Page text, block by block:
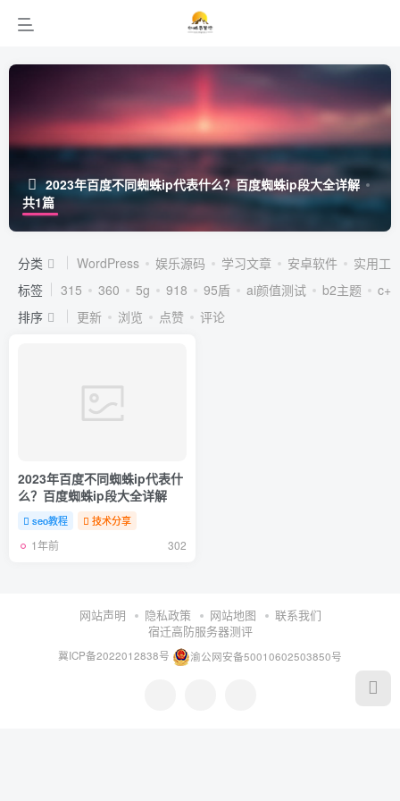
2023年百度不同蜘蛛ip代表什么？百度蜘蛛ip段大全详解
共1篇
分类 WordPress 娱乐源码 学习文章 安卓软件
实用工
标签
315 360 5g 918 95盾 ai颜值测试 b2主题
c++
排序
更新 浏览 点赞 评论
2023年百度不同蜘蛛ip代表什
么？百度蜘蛛ip段大全详解
seo教程 技术分享
1年前 302
网站声明 隐私政策 网站地图
联系我们
宿迁高防服务器测评
冀ICP备2022012838号 渝公网安备50010602503850号